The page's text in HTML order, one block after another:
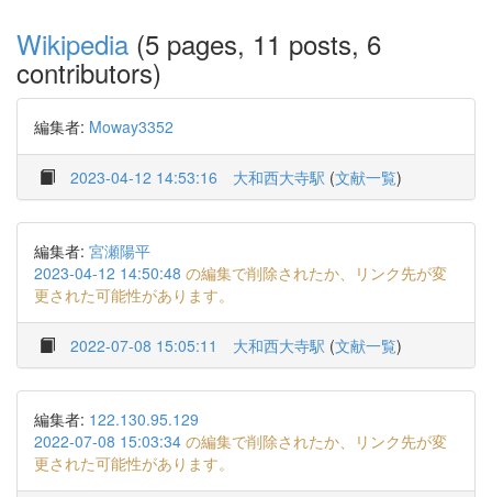
Wikipedia (5 pages, 11 posts, 6
contributors)
編集者: Moway3352
2023-04-12 14:53:16 大和西大寺駅 (文献一覧)
編集者: 宮瀬陽平
2023-04-12 14:50:48 の編集で削除されたか、リンク先が変
更された可能性があります。
2022-07-08 15:05:11 大和西大寺駅 (文献一覧)
編集者: 122.130.95.129
2022-07-08 15:03:34 の編集で削除されたか、リンク先が変
更された可能性があります。